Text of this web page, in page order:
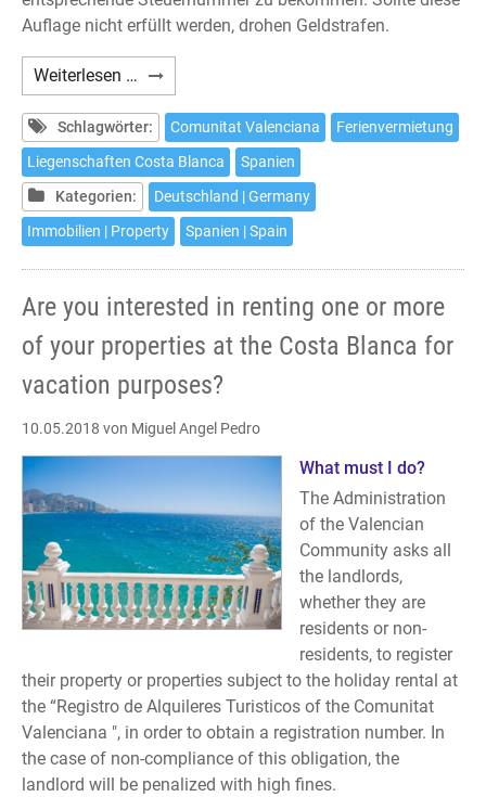
Auflage nicht erfüllt werden, drohen Geldstrafen.
Weiterlesen … Haben
Sie
Interesse
daran
Ihre
oder
eine
an
Costa
Blanca
Ferienvermietung
Schlagwörter: Comunitat Valenciana
Ferienvermietung
Liegenschaften Costa Blanca
Spanien
Kategorien:
Deutschland | Germany
Immobilien | Property
Spanien | Spain
Are you interested in renting one or more
of your properties at the Costa Blanca for
vacation purposes?
10.05.2018 von Miguel Angel Pedro
What must I do?
The Administration
of the Valencian
Community asks all
the landlords,
whether they are
residents or non-
residents, to register
their property or properties subject to the holiday rental at
the “Registro de Alquileres Turisticos of the Comunitat
Valenciana ", in order to obtain a registration number. In
the case of non-compliance of this obligation, the
landlord will be penalized with high fines.